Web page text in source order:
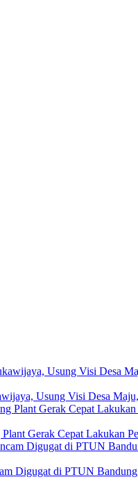
Usung Visi Desa
Gerak Cepat Lakukan
Digugat di PTUN